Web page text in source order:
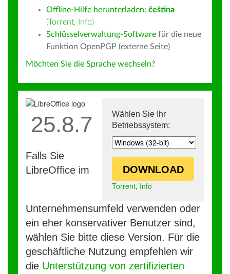
Offline-Hilfe herunterladen: čeština
(Torrent, Info)
Schlüsselverwaltung-Software für die neue
Funktion OpenPGP (externe Seite)
Möchten Sie die Sprache wechseln?
Wählen Sie Ihr
Betriebssystem:
DOWNLOAD
Torrent, Info
25.8.7
Falls Sie
LibreOffice im
Unternehmensumfeld verwenden oder
ein eher konservativer Benutzer sind,
wählen Sie bitte diese Version. Für die
geschäftliche Nutzung empfehlen wir
die Unterstützung von zertifizierten